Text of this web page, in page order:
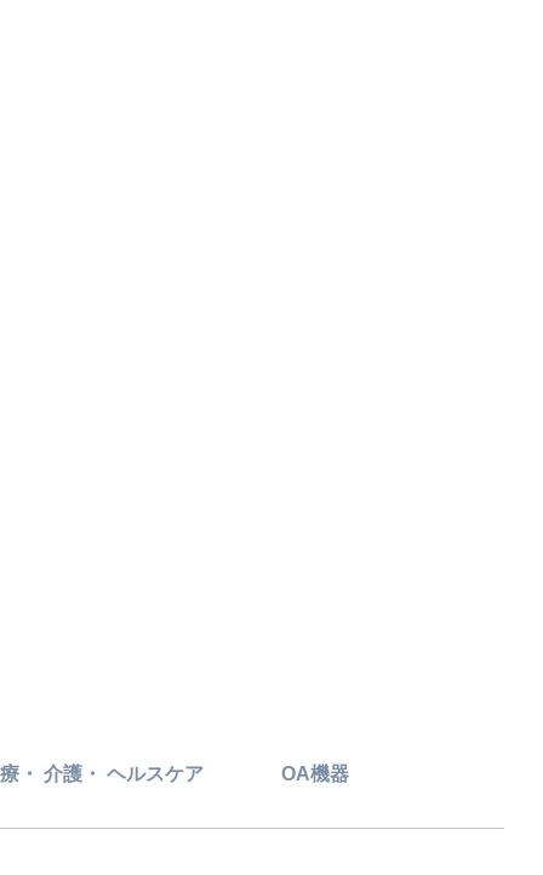
・ 介護・ ヘルスケア OA機器